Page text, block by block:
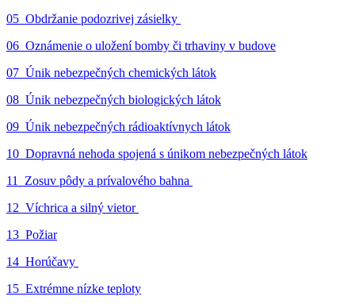
05_Obdržanie podozrivej zásielky
06_Oznámenie o uložení bomby či trhaviny v budove
07_Únik nebezpečných chemických látok
08_Únik nebezpečných biologických látok
09_Únik nebezpečných rádioaktívnych látok
10_Dopravná nehoda spojená s únikom nebezpečných látok
11_Zosuv pôdy a prívalového bahna
12_Víchrica a silný vietor
13_Požiar
14_Horúčavy
15_Extrémne nízke teploty